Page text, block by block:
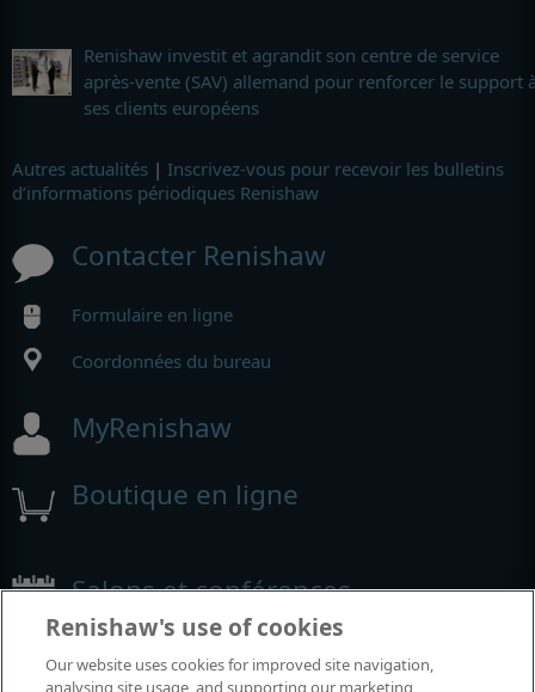
Renishaw investit et agrandit son centre de service
après-vente (SAV) allemand pour renforcer le support
ses clients européens
Autres actualités | Inscrivez-vous pour recevoir les bulletins
d’informations périodiques Renishaw
Contacter Renishaw
Formulaire en ligne
Coordonnées du bureau
MyRenishaw
Boutique en ligne
Salons et conférences
Renishaw's use of cookies
Our website uses cookies for improved site navigation,
analysing site usage, and supporting our marketing